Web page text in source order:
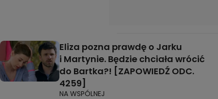
Eliza pozna prawdę o Jarku
i Martynie. Będzie chciała wrócić
do Bartka?! [ZAPOWIEDŹ ODC.
4259]
NA WSPÓLNEJ